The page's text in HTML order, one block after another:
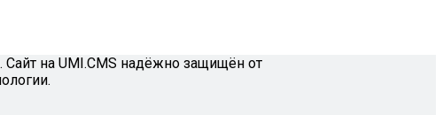
на UMI.CMS надёжно защищён от